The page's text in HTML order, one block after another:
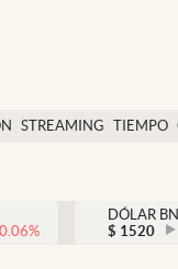
STREAMING TIEMPO
México
%
DÓLAR
$ 1520